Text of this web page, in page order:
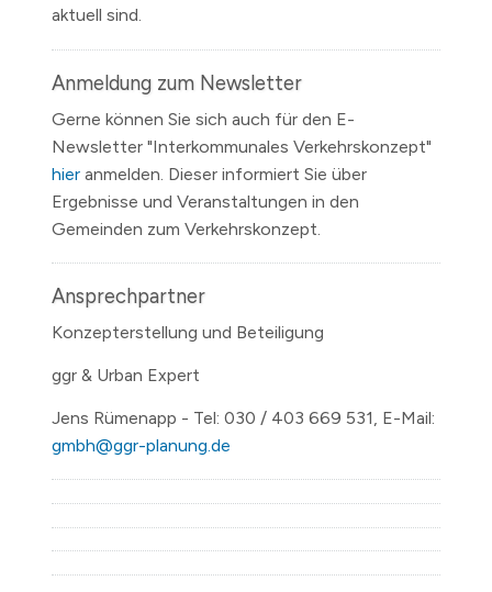
aktuell sind.
Anmeldung zum Newsletter
Gerne können Sie sich auch für den E-
Newsletter "Interkommunales Verkehrskonzept"
hier anmelden. Dieser informiert Sie über
Ergebnisse und Veranstaltungen in den
Gemeinden zum Verkehrskonzept.
Ansprechpartner
Konzepterstellung und Beteiligung
ggr & Urban Expert
Jens Rümenapp - Tel: 030 / 403 669 531, E-Mail:
gmbh@ggr-planung.de